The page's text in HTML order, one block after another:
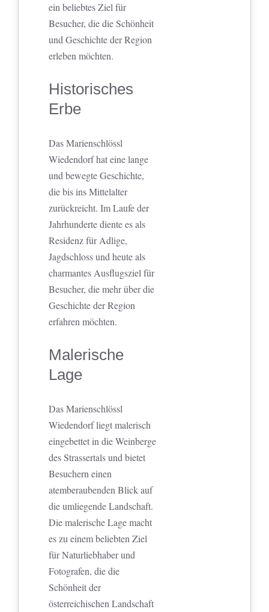
ein beliebtes Ziel für
Besucher, die die Schönheit
und Geschichte der Region
erleben möchten.
Historisches
Erbe
Das Marienschlössl
Wiedendorf hat eine lange
und bewegte Geschichte,
die bis ins Mittelalter
zurückreicht. Im Laufe der
Jahrhunderte diente es als
Residenz für Adlige,
Jagdschloss und heute als
charmantes Ausflugsziel für
Besucher, die mehr über die
Geschichte der Region
erfahren möchten.
Malerische
Lage
Das Marienschlössl
Wiedendorf liegt malerisch
eingebettet in die Weinberge
des Strassertals und bietet
Besuchern einen
atemberaubenden Blick auf
die umliegende Landschaft.
Die malerische Lage macht
es zu einem beliebten Ziel
für Naturliebhaber und
Fotografen, die die
Schönheit der
österreichischen Landschaft